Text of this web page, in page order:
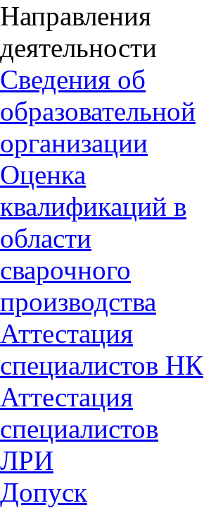
Направления
деятельности
Сведения об
образовательной
организации
Оценка
квалификаций в
области
сварочного
производства
Аттестация
специалистов НК
Аттестация
специалиcтов
ЛРИ
Допуск